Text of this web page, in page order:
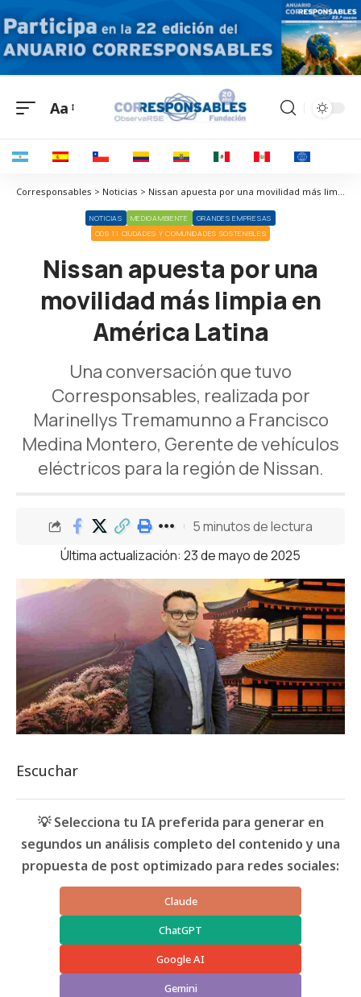
Aa
Corresponsables > Noticias > Nissan apuesta por una movilidad más limpia en América Latina
NOTICIAS MEDIOAMBIENTE
GRANDES EMPRESAS
ODS 11 CIUDADES Y COMUNIDADES SOSTENIBLES
Nissan apuesta por una
movilidad más limpia en
América Latina
Una conversación que tuvo
Corresponsables, realizada por
Marinellys Tremamunno a Francisco
Medina Montero, Gerente de vehículos
eléctricos para la región de Nissan.
Última actualización: 23 de mayo de 2025
5 minutos de lectura
Escuchar
💡 Selecciona tu IA preferida para generar en
segundos un análisis completo del contenido y una
propuesta de post optimizado para redes sociales:
Claude
ChatGPT
Google AI
Gemini